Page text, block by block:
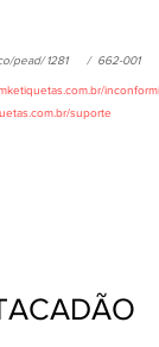
pead/ 1281 / 662-001
suporte